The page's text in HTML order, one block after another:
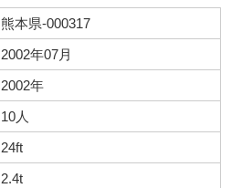
熊本県-000317
2002年07月
2002年
10人
24ft
2.4t